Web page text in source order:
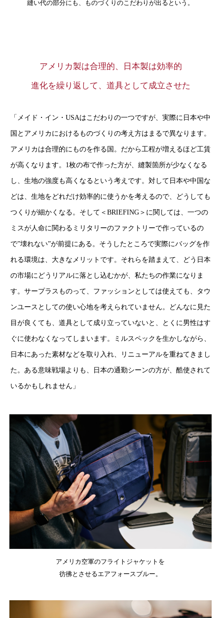
縫い代の部分にも、ものづくりのこだわりが出るという。
アメリカ製は合理的、日本製は効率的
進化を繰り返して、道具として成立させた
「メイド・イン・USAはこだわりの一つですが、実際に日本や中
国とアメリカにおけるものづくりの考え方はまるで異なります。
アメリカは合理的にものを作る国。だから工程が増えるほど工賃
が高くなります。1枚の布で作った方が、縫製箇所が少なくなる
し、生地の強度も高くなるという考えです。対して日本や中国な
どは、生地をどれだけ効率的に使うかを考えるので、どうしても
つくりが細かくなる。そして＜BRIEFING＞に関しては、一つの
ミスが人命に関わるミリタリーのファクトリーで作っているの
で”壊れない”が前提にある。そうしたところで実際にバッグを作
れる環境は、大きなメリットです。それらを踏まえて、どう日本
の市場にどうリアルに落とし込むかが、私たちの作業になりま
す。サープラスものって、ファッションとしては使えても、タウ
ンユースとしての使い心地を考えられていません。どんなに見た
目が良くても、道具として成り立っていないと、とくに男性はす
ぐに使わなくなってしまいます。ミルスペックを生かしながら、
日本にあった素材などを取り入れ、リニューアルを重ねてきまし
た。ある意味戦場よりも、日本の通勤シーンの方が、酷使されて
いるかもしれません」
アメリカ空軍のフライトジャケットを
彷彿とさせるエアフォースブルー。